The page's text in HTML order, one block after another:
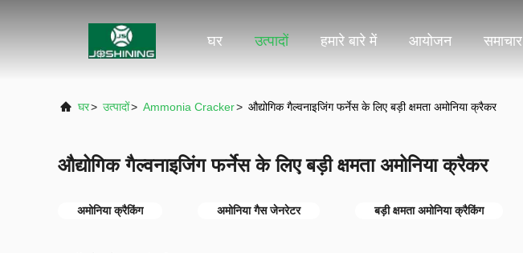
घर उत्पादों हमारे बारे में आयोजन समाचार
घर> उत्पादों> Ammonia Cracker> औद्योगिक गैल्वनाइजिंग फर्नेस के लिए बड़ी क्षमता अमोनिया क्रैकर
औद्योगिक गैल्वनाइजिंग फर्नेस के लिए बड़ी क्षमता अमोनिया क्रैकर
अमोनिया क्रैकिंग अमोनिया गैस जेनरेटर बड़ी क्षमता अमोनिया क्रैकिंग